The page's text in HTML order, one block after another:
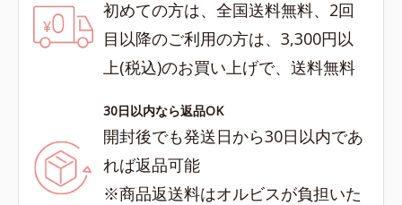
初めての方は、全国送料無料、2回
目以降のご利用の方は、3,300円以
上(税込)のお買い上げで、送料無料
30日以内なら返品OK
開封後でも発送日から30日以内であ
れば返品可能
※商品返送料はオルビスが負担いた